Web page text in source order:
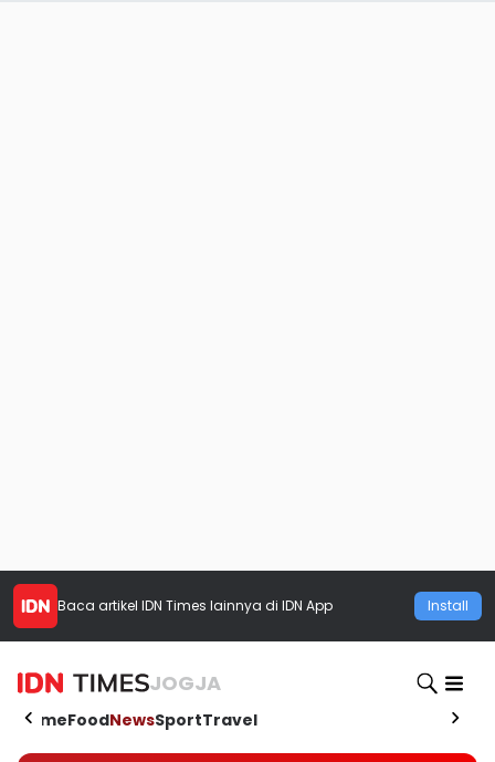
Baca artikel IDN Times lainnya di IDN App Install
JOGJA
HomeFoodNewsSportTravel